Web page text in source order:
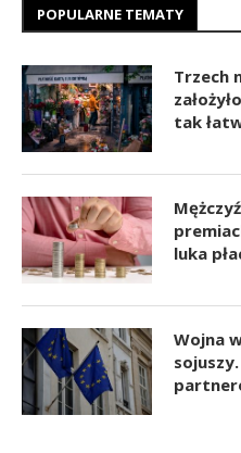
POPULARNE TEMATY
Trzech
tak
luka
Wojna